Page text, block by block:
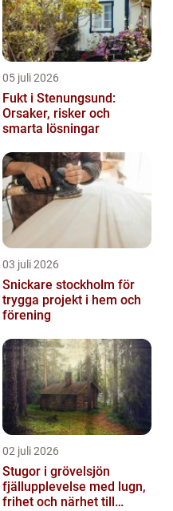
05 juli 2026
Fukt i Stenungsund:
Orsaker, risker och
smarta lösningar
03 juli 2026
Snickare stockholm för
trygga projekt i hem och
förening
02 juli 2026
Stugor i grövelsjön
fjällupplevelse med lugn,
frihet och närhet till